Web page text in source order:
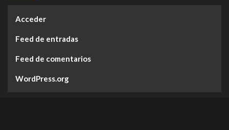
Acceder
Feed de entradas
Feed de comentarios
WordPress.org